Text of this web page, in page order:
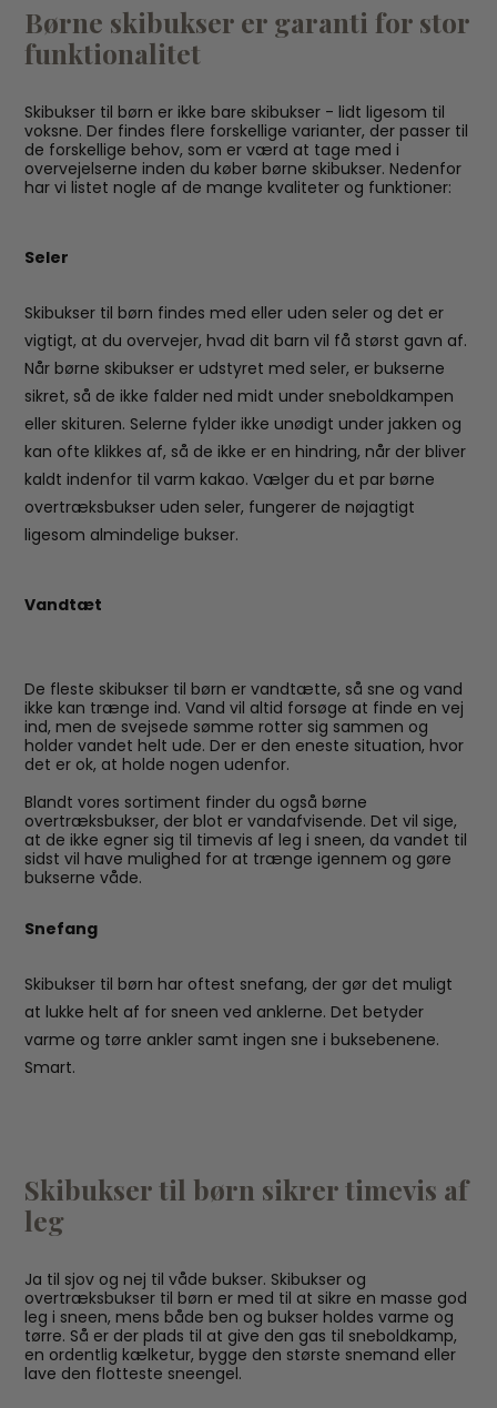
Børne skibukser er garanti for stor
funktionalitet
Skibukser til børn er ikke bare skibukser - lidt ligesom til
voksne. Der findes flere forskellige varianter, der passer til
de forskellige behov, som er værd at tage med i
overvejelserne inden du køber børne skibukser. Nedenfor
har vi listet nogle af de mange kvaliteter og funktioner:
Seler
Skibukser til børn findes med eller uden seler og det er
vigtigt, at du overvejer, hvad dit barn vil få størst gavn af.
Når børne skibukser er udstyret med seler, er bukserne
sikret, så de ikke falder ned midt under sneboldkampen
eller skituren. Selerne fylder ikke unødigt under jakken og
kan ofte klikkes af, så de ikke er en hindring, når der bliver
kaldt indenfor til varm kakao. Vælger du et par børne
overtræksbukser uden seler, fungerer de nøjagtigt
ligesom almindelige bukser.
Vandtæt
De fleste skibukser til børn er vandtætte, så sne og vand
ikke kan trænge ind. Vand vil altid forsøge at finde en vej
ind, men de svejsede sømme rotter sig sammen og
holder vandet helt ude. Der er den eneste situation, hvor
det er ok, at holde nogen udenfor.
Blandt vores sortiment finder du også børne
overtræksbukser, der blot er vandafvisende. Det vil sige,
at de ikke egner sig til timevis af leg i sneen, da vandet til
sidst vil have mulighed for at trænge igennem og gøre
bukserne våde.
Snefang
Skibukser til børn har oftest snefang, der gør det muligt
at lukke helt af for sneen ved anklerne. Det betyder
varme og tørre ankler samt ingen sne i buksebenene.
Smart.
Skibukser til børn sikrer timevis af
leg
Ja til sjov og nej til våde bukser. Skibukser og
overtræksbukser til børn er med til at sikre en masse god
leg i sneen, mens både ben og bukser holdes varme og
tørre. Så er der plads til at give den gas til sneboldkamp,
en ordentlig kælketur, bygge den største snemand eller
lave den flotteste sneengel.